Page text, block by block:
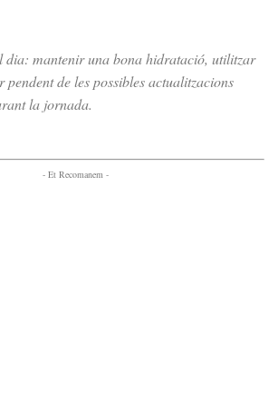
dia: mantenir una bona hidratació, utilitzar
pendent de les possibles actualitzacions
la jornada.
- Et Recomanem -